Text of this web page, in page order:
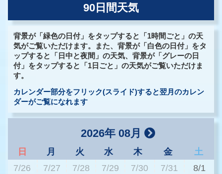
90日間天気
背景が「緑色の日付」をタップすると「1時間ごと」の天
気がご覧いただけます。また、背景が「白色の日付」をタ
ップすると「日中と夜間」の天気、背景が「グレーの日
付」をタップすると「1日ごと」の天気がご覧いただけま
す。
カレンダー部分をフリック(スライド)すると翌月のカレン
ダーがご覧になれます
2026年 08月
日 月 火 水 木 金
土
7/26
7/27 7/28 7/29 7/30 7/31 8/1